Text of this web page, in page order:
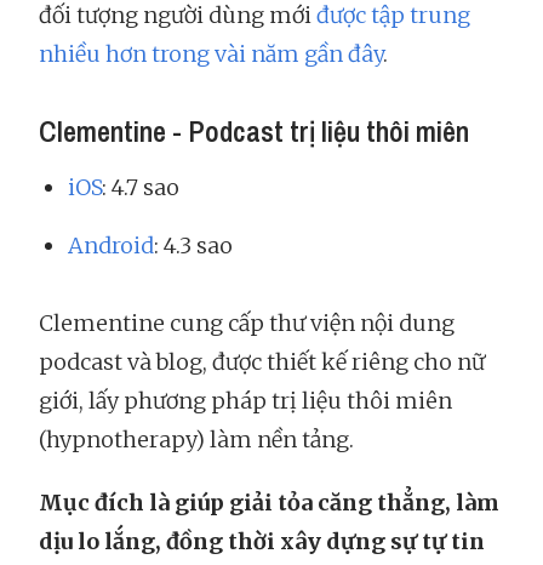
đối tượng người dùng mớiđược tập trung
nhiều hơn trong vài năm gần đây.
Clementine - Podcast trị liệu thôi miên
iOS: 4.7 sao
Android: 4.3 sao
Clementine cung cấp thư viện nội dung
podcast và blog, được thiết kế riêng cho nữ
giới, lấy phương pháp trị liệu thôi miên
(hypnotherapy) làm nền tảng.
Mục đích là giúp giải tỏa căng thẳng, làm
dịu lo lắng, đồng thời xây dựng sự tự tin